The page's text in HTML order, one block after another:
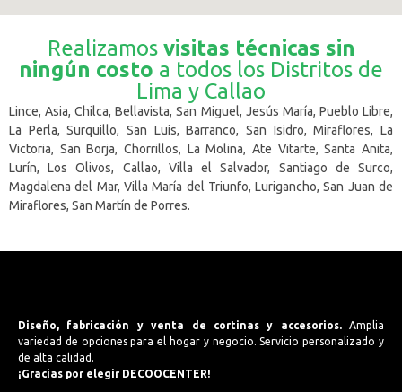
Realizamos visitas técnicas sin
ningún costo a todos los Distritos de
Lima y Callao
Lince, Asia, Chilca, Bellavista, San Miguel, Jesús María, Pueblo Libre,
La Perla, Surquillo, San Luis, Barranco, San Isidro, Miraflores, La
Victoria, San Borja, Chorrillos, La Molina, Ate Vitarte, Santa Anita,
Lurín, Los Olivos, Callao, Villa el Salvador, Santiago de Surco,
Magdalena del Mar, Villa María del Triunfo, Lurigancho, San Juan de
Miraflores, San Martín de Porres.
Diseño, fabricación y venta de cortinas y accesorios.Amplia
variedad de opciones para el hogar y negocio. Servicio personalizado y
de alta calidad.
¡Gracias por elegir DECOOCENTER!